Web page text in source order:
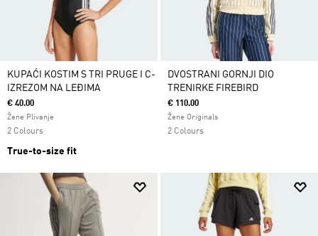
KUPAĆI KOSTIM S TRI PRUGE I C-
IZREZOM NA LEĐIMA
€ 40.00
Žene Plivanje
2 Colours
True-to-size fit
DVOSTRANI GORNJI DIO
TRENIRKE FIREBIRD
€ 110.00
Žene Originals
2 Colours